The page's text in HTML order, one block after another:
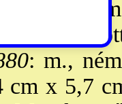
96 cm
Rt.
: m.,
cm x 5,7